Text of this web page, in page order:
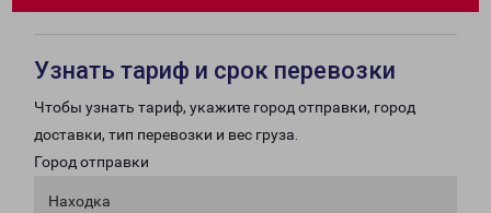
Узнать тариф и срок перевозки
Чтобы узнать тариф, укажите город отправки, город
доставки, тип перевозки и вес груза.
Город отправки
Находка